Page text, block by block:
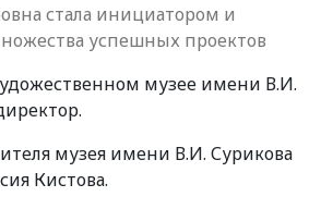
стала инициатором и
успешных проектов
музее имени В.И.
музея имени В.И. Сурикова
Кистова.